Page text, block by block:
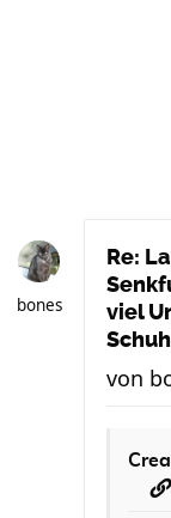
bones
Re:
viel
von